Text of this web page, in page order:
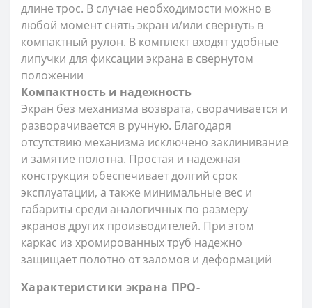
длине трос. В случае необходимости можно в
любой момент снять экран и/или свернуть в
компактный рулон. В комплект входят удобные
липучки для фиксации экрана в свернутом
положении
Компактность и надежность
Экран без механизма возврата, сворачивается и
разворачивается в ручную. Благодаря
отсутствию механизма исключено заклинивание
и замятие полотна. Простая и надежная
конструкция обеспечивает долгий срок
эксплуатации, а также минимальные вес и
габариты среди аналогичных по размеру
экранов других производителей. При этом
каркас из хромированных труб надежно
защищает полотно от заломов и деформаций
Характеристики экрана ПРО-